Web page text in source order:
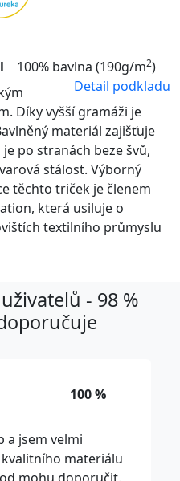
100% bavlna (190g/m2)
Detail podkladu
Díky vyšší gramáži je
materiál zajišťuje
po stranách beze švů,
stálost. Výborný
těchto triček je členem
která usiluje o
textilního průmyslu
- 98 %
100 %
a jsem velmi
materiálu